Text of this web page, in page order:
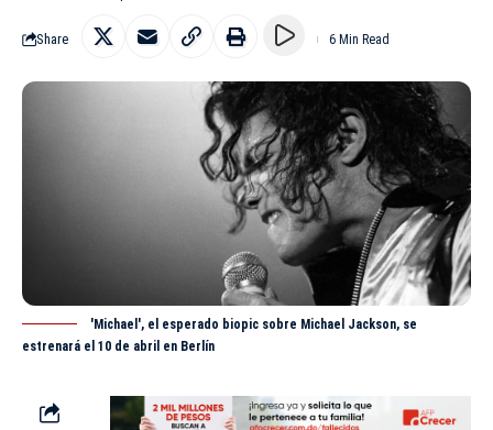
Share 6 Min Read
'Michael', el esperado biopic sobre Michael Jackson, se
estrenará el 10 de abril en Berlín